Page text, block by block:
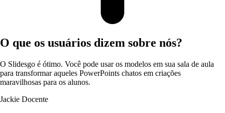
O que os usuários dizem sobre nós?
O Slidesgo é ótimo. Você pode usar os modelos em sua sala de aula
para transformar aqueles PowerPoints chatos em criações
maravilhosas para os alunos.
Jackie Docente